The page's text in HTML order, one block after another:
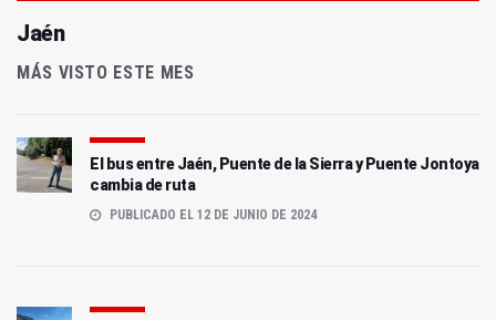
Jaén
MÁS VISTO ESTE MES
El bus entre Jaén, Puente de la Sierra y Puente Jontoya
cambia de ruta
PUBLICADO EL 12 DE JUNIO DE 2024